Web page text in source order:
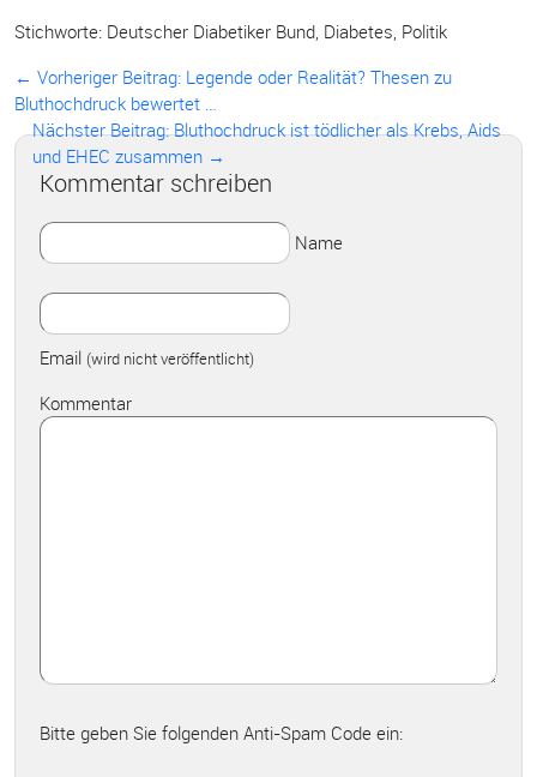
Stichworte: Deutscher Diabetiker Bund, Diabetes, Politik
← Vorheriger Beitrag: Legende oder Realität? Thesen zu
Bluthochdruck bewertet …
Nächster Beitrag: Bluthochdruck ist tödlicher als Krebs, Aids
und EHEC zusammen →
Kommentar schreiben
Name
Email (wird nicht veröffentlicht)
Kommentar
Bitte geben Sie folgenden Anti-Spam Code ein: